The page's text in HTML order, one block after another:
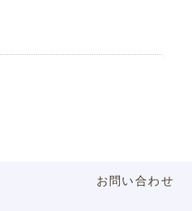
お問い合わせ